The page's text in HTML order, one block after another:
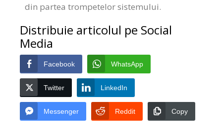
din partea trompetelor sistemului.
Distribuie articolul pe Social
Media
Facebook WhatsApp
Twitter LinkedIn
Messenger Reddit Copy